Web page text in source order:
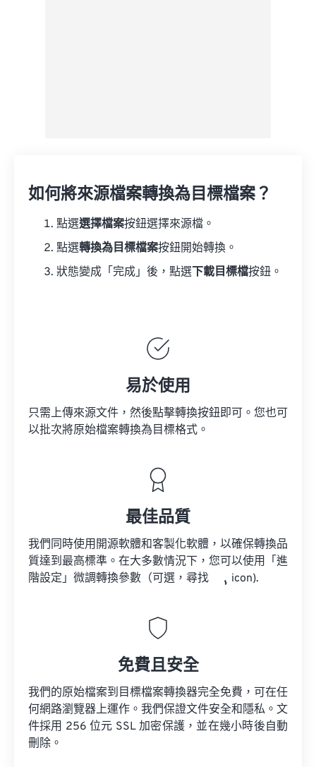
如何將來源檔案轉換為目標檔案？
點選選擇檔案按鈕選擇來源檔。
點選轉換為目標檔案按鈕開始轉換。
狀態變成「完成」後，點選 下載目標檔按鈕。
易於使用
只需上傳來源文件，然後點擊轉換按鈕即可。您也可
以批次將原始檔案轉換為目標格式。
最佳品質
我們同時使用開源軟體和客製化軟體，以確保轉換品
質達到最高標準。在大多數情況下，您可以使用「進
階設定」微調轉換參數（可選，尋找
icon).
免費且安全
我們的原始檔案到目標檔案轉換器完全免費，可在任
何網路瀏覽器上運作。我們保證文件安全和隱私。文
件採用 256 位元 SSL 加密保護，並在幾小時後自動
刪除。